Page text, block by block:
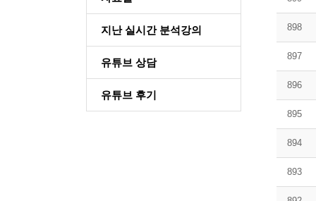
지난 실시간 분석강의
유튜브 상담
유튜브 후기
898
897
896
895
894
893